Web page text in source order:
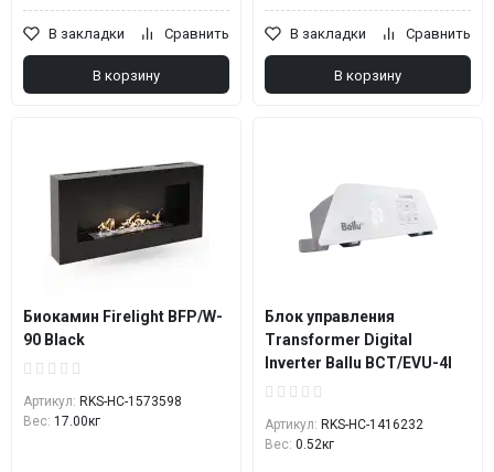
В закладки Сравнить
В корзину
В закладки Сравнить
В корзину
Биокамин Firelight BFP/W-
90 Black
Артикул: RKS-НС-1573598
Вес: 17.00кг
Блок управления
Transformer Digital
Inverter Ballu BCT/EVU-4I
Артикул: RKS-НС-1416232
Вес: 0.52кг